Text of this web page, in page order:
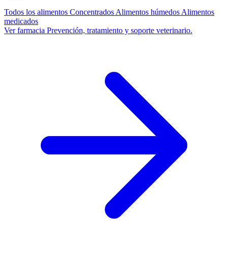
Todos los alimentos Concentrados Alimentos húmedos Alimentos
medicados
Ver farmacia Prevención, tratamiento y soporte veterinario.